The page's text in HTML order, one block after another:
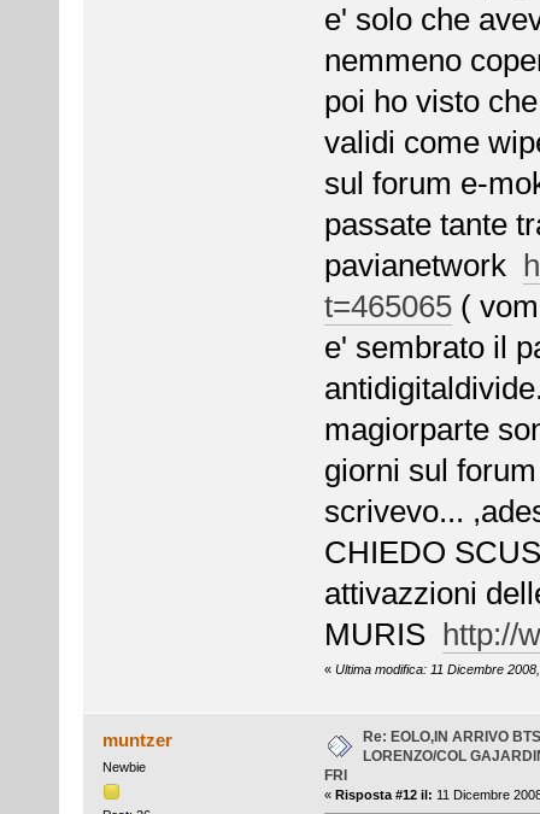
e' solo che
nemmeno
poi ho visto
validi come
sul forum e-
passate tante
pavianetwork
t=465065(
e' sembrato il
magiorparte
giorni sul
scrivevo...
CHIEDO
attivazzioni
MURIS http://
« Ultima modifica: 11 Dicembre
muntzer
Newbie
Re: EOLO,IN ARRIVO
LORENZO/COL
FRI
« Risposta #12 il: 11 Dicembre